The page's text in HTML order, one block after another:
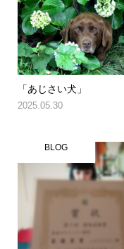
「あじさい犬」
2025.05.30
BLOG